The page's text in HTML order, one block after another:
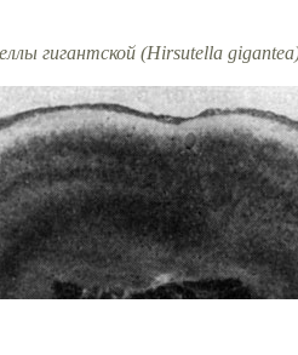
гигантской (Hirsutella